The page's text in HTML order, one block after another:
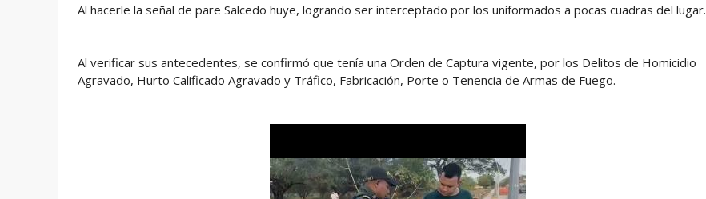
Al hacerle la señal de pare Salcedo huye, logrando ser interceptado por los uniformados a pocas cuadras del lugar.
Al verificar sus antecedentes, se confirmó que tenía una Orden de Captura vigente, por los Delitos de Homicidio
Agravado, Hurto Calificado Agravado y Tráfico, Fabricación, Porte o Tenencia de Armas de Fuego.